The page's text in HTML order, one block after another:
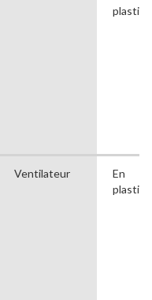
Ventilateur
En